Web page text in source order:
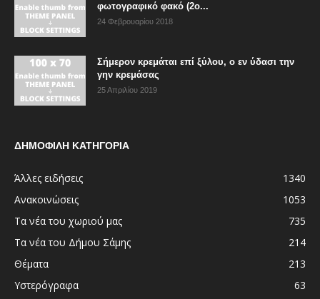
φωτογραφικό φακό (2ο...
24 Φεβρουαρίου 2018
Σήμερον κρεμάται επί ξύλου, ο εν ύδασι την
γην κρεμάσας
25 Απριλίου 2019
ΔΗΜΟΦΙΛΗ ΚΑΤΗΓΟΡΙΑ
Άλλες ειδήσεις
1340
Ανακοινώσεις
1053
Τα νέα του χωριού μας
735
Τα νέα του Δήμου Σάμης
214
Θέματα
213
Υστερόγραφα
63